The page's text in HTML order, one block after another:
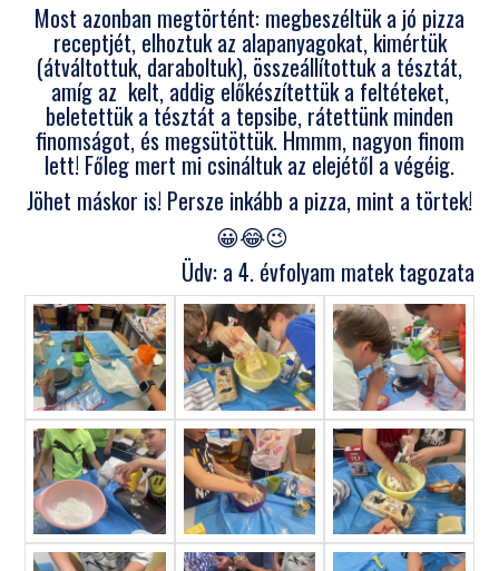
Most azonban megtörtént: megbeszéltük a jó pizza
receptjét, elhoztuk az alapanyagokat, kimértük
(átváltottuk, daraboltuk), összeállítottuk a tésztát,
amíg az kelt, addig előkészítettük a feltéteket,
beletettük a tésztát a tepsibe, rátettünk minden
finomságot, és megsütöttük. Hmmm, nagyon finom
lett! Főleg mert mi csináltuk az elejétől a végéig.
Jöhet máskor is! Persze inkább a pizza, mint a törtek!
😀😂😉
Üdv: a 4. évfolyam matek tagozata